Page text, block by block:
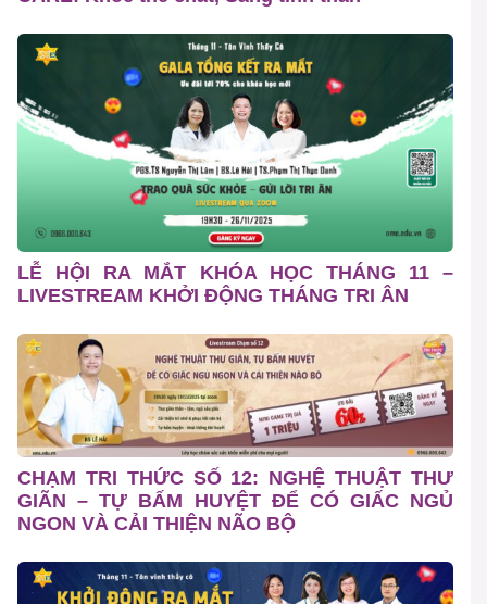
LỄ HỘI RA MẮT KHÓA HỌC THÁNG 11 –
LIVESTREAM KHỞI ĐỘNG THÁNG TRI ÂN
CHẠM TRI THỨC SỐ 12: NGHỆ THUẬT THƯ
GIÃN – TỰ BẤM HUYỆT ĐỂ CÓ GIẤC NGỦ
NGON VÀ CẢI THIỆN NÃO BỘ